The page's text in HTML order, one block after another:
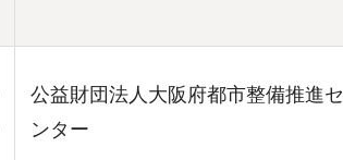
公益財団法人大阪府都市整備推進セ
ンター